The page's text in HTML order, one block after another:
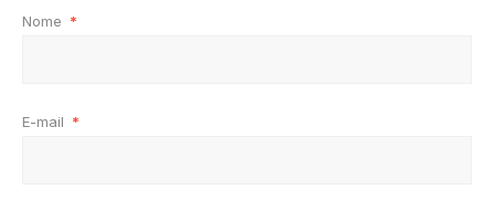
Nome *
E-mail *